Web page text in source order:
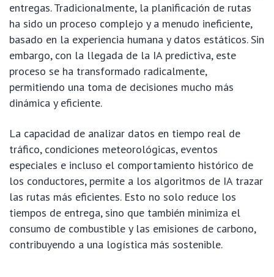
entregas. Tradicionalmente, la planificación de rutas
ha sido un proceso complejo y a menudo ineficiente,
basado en la experiencia humana y datos estáticos. Sin
embargo, con la llegada de la IA predictiva, este
proceso se ha transformado radicalmente,
permitiendo una toma de decisiones mucho más
dinámica y eficiente.
La capacidad de analizar datos en tiempo real de
tráfico, condiciones meteorológicas, eventos
especiales e incluso el comportamiento histórico de
los conductores, permite a los algoritmos de IA trazar
las rutas más eficientes. Esto no solo reduce los
tiempos de entrega, sino que también minimiza el
consumo de combustible y las emisiones de carbono,
contribuyendo a una logística más sostenible.